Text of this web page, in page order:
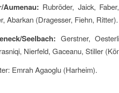
Aumenau: Rubröder, Jaick,
Abarkan (Dragesser, Fiehn, Ritter).
Seelbach: Gerstner,
Nierfeld, Gaceanu, Stiller
Emrah Agaoglu (Harheim).